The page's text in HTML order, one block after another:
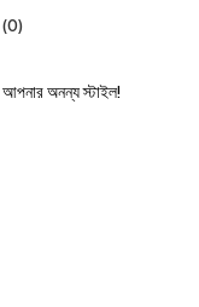
(0)
অনন্য স্টাইল!